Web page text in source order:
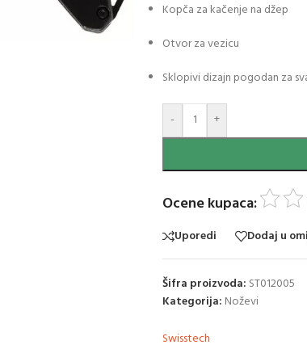
Kopča za kačenje na džep
Otvor za vezicu
Sklopivi dizajn pogodan za
- +
Ocene kupaca:
Uporedi Dodaj u
Šifra proizvoda: ST012005
Kategorija: Noževi
Swisstech